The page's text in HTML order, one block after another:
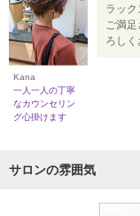
Kana
一人一人の丁寧
なカウンセリン
グ心掛けます
ラッ
ご満
ろしく
サロンの雰囲気